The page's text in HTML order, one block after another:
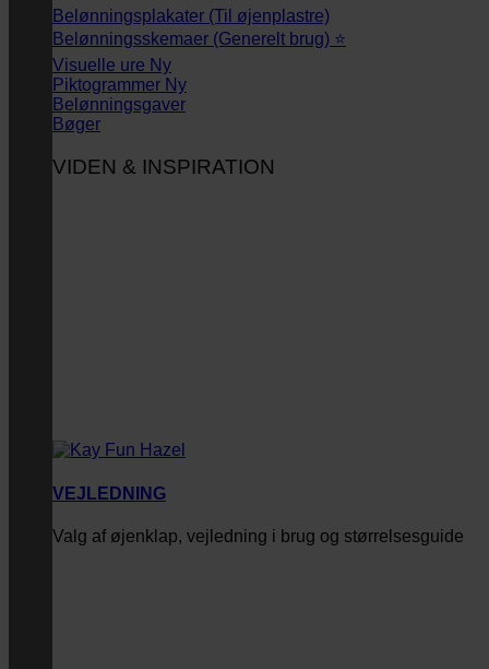
Belønningsplakater (Til øjenplastre)
Belønningsskemaer (Generelt brug) ⭐
Visuelle ure
Piktogrammer
Belønningsgaver
Bøger
VIDEN & INSPIRATION
VEJLEDNING
Valg af øjenklap, vejledning i brug og størrelsesguide